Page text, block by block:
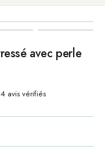
avec perle
avis vérifiés